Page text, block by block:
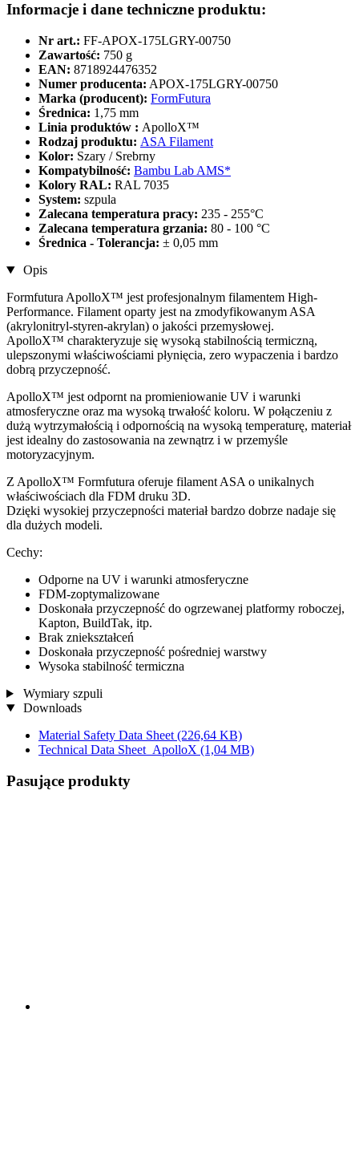
Informacje i dane techniczne produktu:
Nr art.: FF-APOX-175LGRY-00750
Zawartość: 750 g
EAN: 8718924476352
Numer producenta: APOX-175LGRY-00750
Marka (producent): FormFutura
Średnica: 1,75 mm
Linia produktów : ApolloX™
Rodzaj produktu: ASA Filament
Kolor: Szary / Srebrny
Kompatybilność: Bambu Lab AMS*
Kolory RAL: RAL 7035
System: szpula
Zalecana temperatura pracy: 235 - 255°C
Zalecana temperatura grzania: 80 - 100 °C
Średnica - Tolerancja: ± 0,05 mm
Opis
Formfutura ApolloX™ jest profesjonalnym filamentem High-
Performance. Filament oparty jest na zmodyfikowanym ASA
(akrylonitryl-styren-akrylan) o jakości przemysłowej.
ApolloX™ charakteryzuje się wysoką stabilnością termiczną,
ulepszonymi właściwościami płynięcia, zero wypaczenia i bardzo
dobrą przyczepność.
ApolloX™ jest odpornt na promieniowanie UV i warunki
atmosferyczne oraz ma wysoką trwałość koloru. W połączeniu z
dużą wytrzymałością i odpornością na wysoką temperaturę, materiał
jest idealny do zastosowania na zewnątrz i w przemyśle
motoryzacyjnym.
Z ApolloX™ Formfutura oferuje filament ASA o unikalnych
właściwościach dla FDM druku 3D.
Dzięki wysokiej przyczepności materiał bardzo dobrze nadaje się
dla dużych modeli.
Cechy:
Odporne na UV i warunki atmosferyczne
FDM-zoptymalizowane
Doskonała przyczepność do ogrzewanej platformy roboczej,
Kapton, BuildTak, itp.
Brak zniekształceń
Doskonała przyczepność pośredniej warstwy
Wysoka stabilność termiczna
Wymiary szpuli
Downloads
Material Safety Data Sheet (226,64 KB)
Technical Data Sheet_ApolloX (1,04 MB)
Pasujące produkty